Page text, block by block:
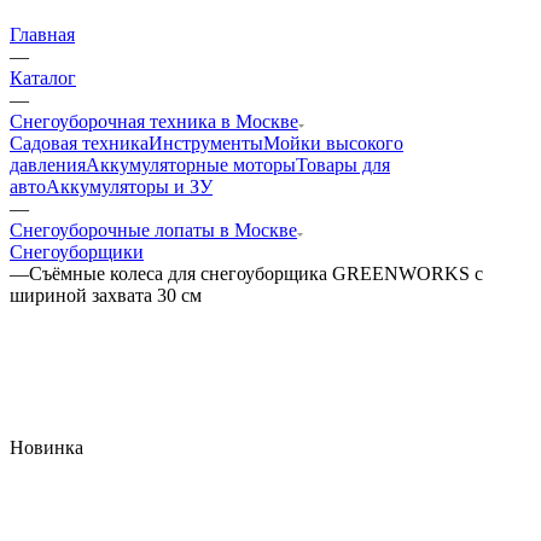
Главная
—
Каталог
—
Снегоуборочная техника в Москве
Садовая техникаИнструментыМойки высокого
давленияАккумуляторные моторыТовары для
автоАккумуляторы и ЗУ
—
Снегоуборочные лопаты в Москве
Снегоуборщики
—Съёмные колеса для снегоуборщика GREENWORKS с
шириной захвата 30 см
Новинка